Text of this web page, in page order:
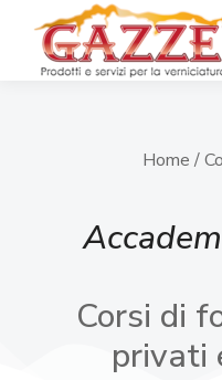
Home /
Corsi di
privati